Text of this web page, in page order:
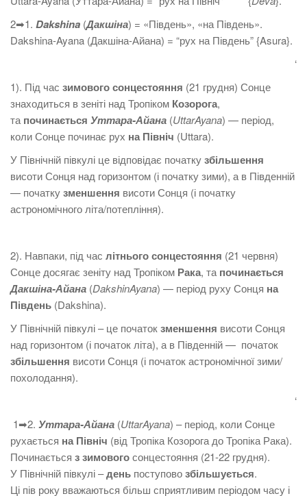
2➡1. Dakshina (Дакшіна) = «Південь», «на Південь».
Dakshina-Ayana (Дакшіна-Айана) = “рух на Південь” {Asura}.
‘
1). Під час зимового сонцестояння (21 грудня) Сонце
знаходиться в зеніті над Тропіком Козорога,
та починається Уттара-Айана (UttarAyana) — період,
коли Сонце починає рух на Північ (Uttara).
У Північній півкулі це відповідає початкузбільшення
висоти Сонця над горизонтом (і початку зими), а в Південній
— початкузменшення висоти Сонця (і початку
астрономічного літа/потепління).
2). Навпаки, під час літнього сонцестояння (21 червня)
Сонце досягає зеніту над Тропіком Рака, та починається
Дакшіна-Айана (DakshinAyana) — період руху Сонця на
Південь (Dakshina).
У Північній півкулі – це початокзменшення висоти Сонця
над горизонтом (і початок літа), а в Південній — початок
збільшення висоти Сонця (і початок астрономічної зими/
похолодання).
‘
1➡2. Уттара-Айана (UttarAyana) – період, коли Сонце
рухається на Північ (від Тропіка Козорога до Тропіка Рака).
Починається з зимовогосонцестояння (21-22 грудня).
У Північній півкулі –день поступовозбільшується.
Ці пів року вважаються більш сприятливим періодом часу і